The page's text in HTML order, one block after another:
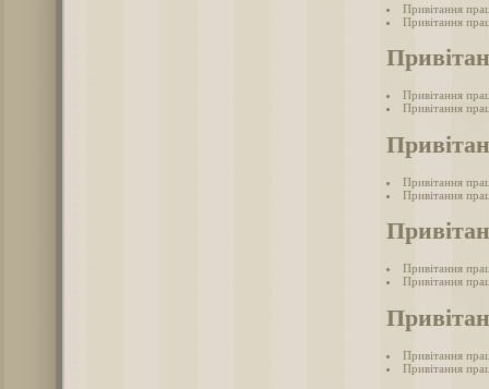
Привітання
Привітання
Привітання
Привітання
Привітання
Привітання
Привітання
Привітання
Привітання
Привітання